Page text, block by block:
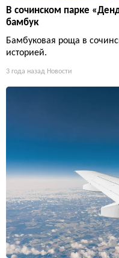
В сочинском парке
бамбук
Бамбуковая роща в
историей.
3 года назад Новости